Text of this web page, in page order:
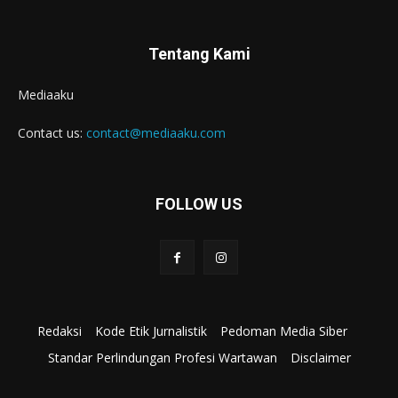
Tentang Kami
Mediaaku
Contact us: contact@mediaaku.com
FOLLOW US
Redaksi Kode Etik Jurnalistik
Pedoman Media Siber
Standar Perlindungan Profesi Wartawan
Disclaimer